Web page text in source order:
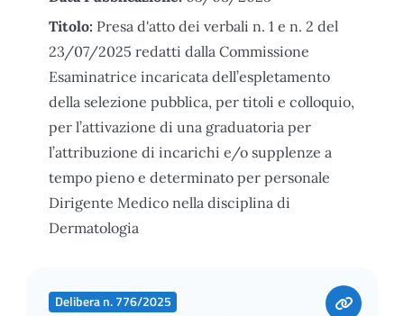
Titolo: Presa d'atto dei verbali n. 1 e n. 2 del
23/07/2025 redatti dalla Commissione
Esaminatrice incaricata dell’espletamento
della selezione pubblica, per titoli e colloquio,
per l’attivazione di una graduatoria per
l’attribuzione di incarichi e/o supplenze a
tempo pieno e determinato per personale
Dirigente Medico nella disciplina di
Dermatologia
Delibera n. 776/2025